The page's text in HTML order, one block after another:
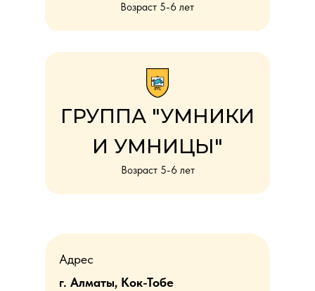
Возраст 5-6 лет
ГРУППА "УМНИКИ
И УМНИЦЫ"
Возраст 5-6 лет
Адрес
г. Алматы, Кок-Тобе